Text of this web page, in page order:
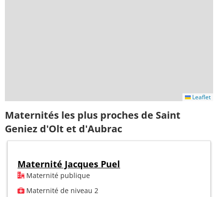
Leaflet
Maternités les plus proches de Saint
Geniez d'Olt et d'Aubrac
Maternité Jacques Puel
Maternité publique
Maternité de niveau 2